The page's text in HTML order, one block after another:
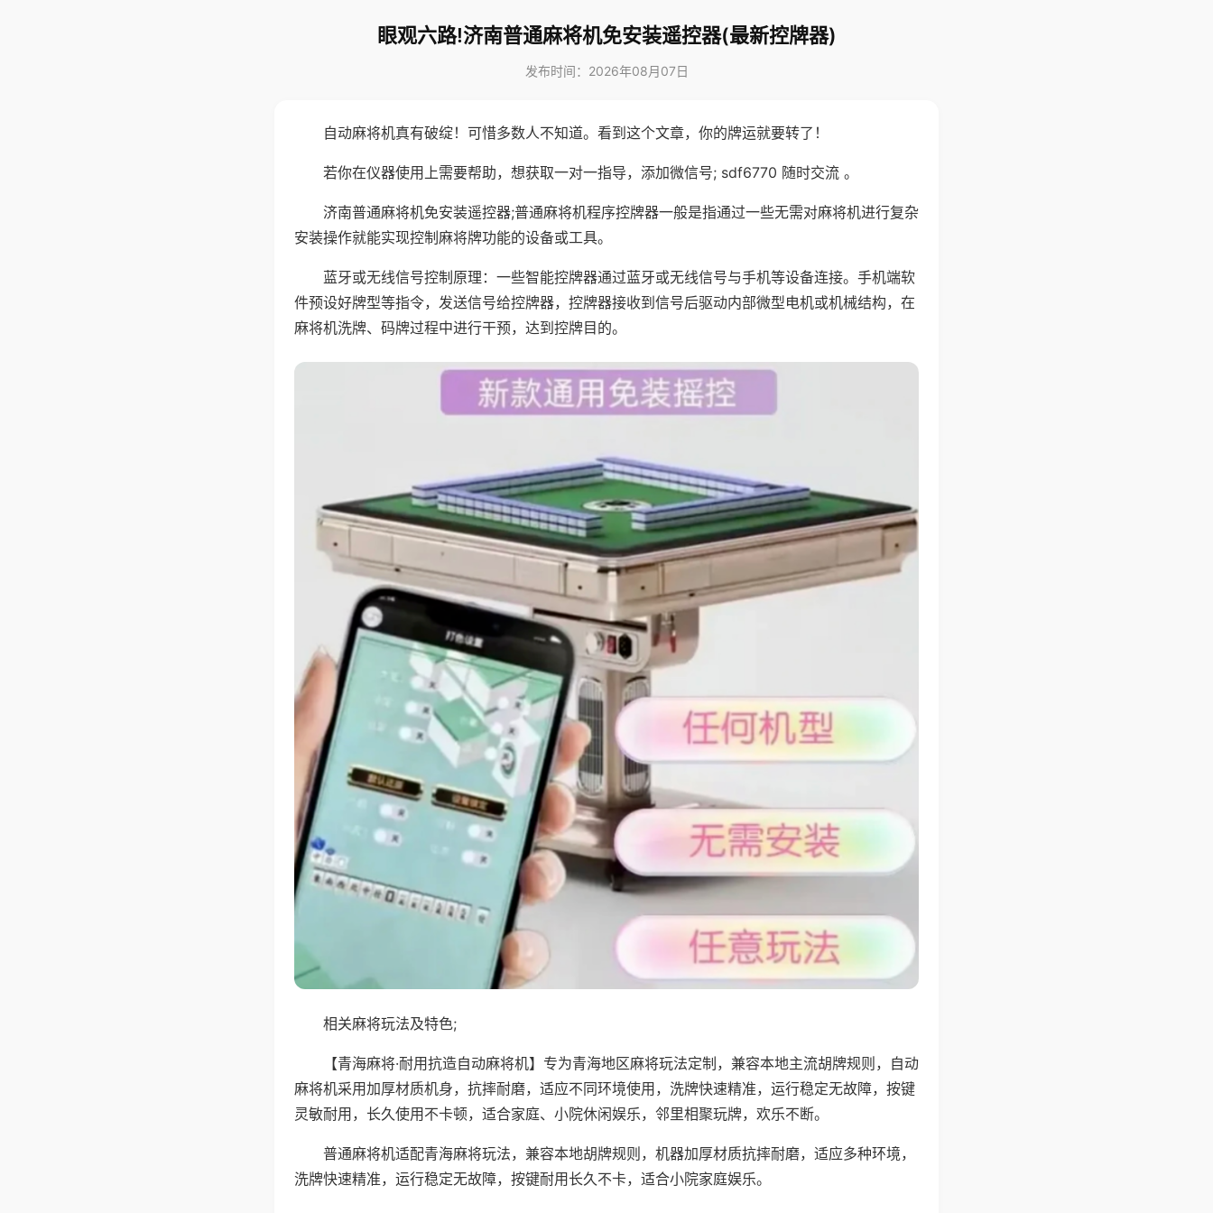
眼观六路!济南普通麻将机免安装遥控器(最新控牌器)
发布时间：2026年08月07日
自动麻将机真有破绽！可惜多数人不知道。看到这个文章，你的牌运就要转了！
若你在仪器使用上需要帮助，想获取一对一指导，添加微信号; sdf6770 随时交流 。
济南普通麻将机免安装遥控器;普通麻将机程序控牌器一般是指通过一些无需对麻将机进行复杂
安装操作就能实现控制麻将牌功能的设备或工具。
蓝牙或无线信号控制原理：一些智能控牌器通过蓝牙或无线信号与手机等设备连接。手机端软
件预设好牌型等指令，发送信号给控牌器，控牌器接收到信号后驱动内部微型电机或机械结构，在
麻将机洗牌、码牌过程中进行干预，达到控牌目的。
相关麻将玩法及特色;
【青海麻将·耐用抗造自动麻将机】专为青海地区麻将玩法定制，兼容本地主流胡牌规则，自动
麻将机采用加厚材质机身，抗摔耐磨，适应不同环境使用，洗牌快速精准，运行稳定无故障，按键
灵敏耐用，长久使用不卡顿，适合家庭、小院休闲娱乐，邻里相聚玩牌，欢乐不断。
普通麻将机适配青海麻将玩法，兼容本地胡牌规则，机器加厚材质抗摔耐磨，适应多种环境，
洗牌快速精准，运行稳定无故障，按键耐用长久不卡，适合小院家庭娱乐。